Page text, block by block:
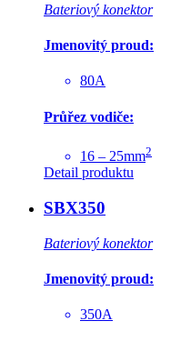
Bateriový konektor
Jmenovitý proud:
80A
Průřez vodiče:
16 – 25mm2
Detail produktu
SBX350
Bateriový konektor
Jmenovitý proud:
350A